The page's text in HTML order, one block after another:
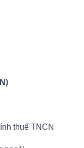
thuế TNCN